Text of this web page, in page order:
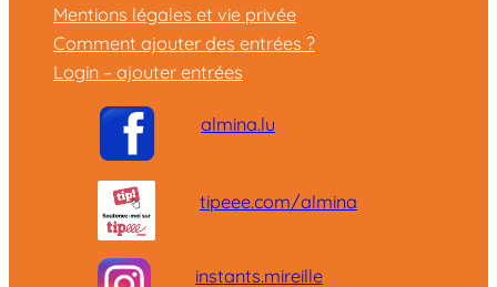
Mentions légales et vie privée
Comment ajouter des entrées ?
Login – ajouter entrées
almina.lu
tipeee.com/almina
instants.mireille